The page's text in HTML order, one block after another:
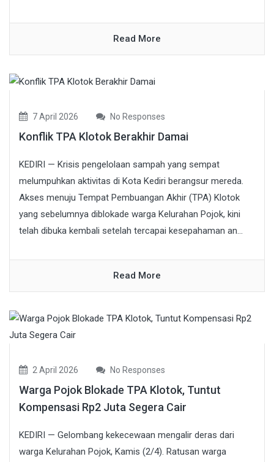
Read More
7 April 2026 No Responses
Konflik TPA Klotok Berakhir Damai
KEDIRI — Krisis pengelolaan sampah yang sempat
melumpuhkan aktivitas di Kota Kediri berangsur mereda.
Akses menuju Tempat Pembuangan Akhir (TPA) Klotok
yang sebelumnya diblokade warga Kelurahan Pojok, kini
telah dibuka kembali setelah tercapai kesepahaman an...
Read More
2 April 2026 No Responses
Warga Pojok Blokade TPA Klotok, Tuntut
Kompensasi Rp2 Juta Segera Cair
KEDIRI — Gelombang kekecewaan mengalir deras dari
warga Kelurahan Pojok, Kamis (2/4). Ratusan warga